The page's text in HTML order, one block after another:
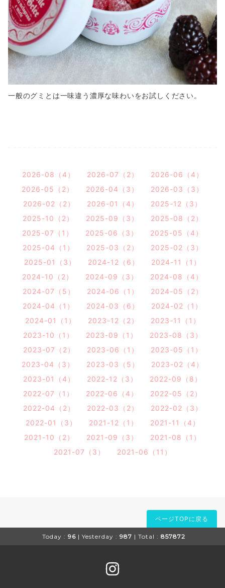
一般のグミとは一味違う濃厚な味わいをお試しください。
2026-08（4） 2026-07（2）
2026-06（4）
2026-05（2）
2026-04（3）
2026-03（3）
2026-02（2）
2026-01（4）
2025-12（3）
2025-10（2）
2025-09（3）
2025-08（2）
2025-07（1）
2025-06（3）
2025-05（4）
2025-04（1）
2025-03（2）
2025-02（3）
2025-01（3）
2024-12（6）
2024-11（1）
2024-10（2）
2024-09（3）
2024-08（4）
2024-07（5）
2024-06（1）
2024-05（2）
2024-04（1）
2024-03（6）
2024-02（1）
2024-01（1）
2023-12（2）
2023-11（1）
2023-10（1）
2023-09（1）
2023-08（3）
2023-07（2）
2023-06（1）
2023-05（1）
2023-04（3）
2023-03（5）
2023-02（4）
2023-01（4）
2022-12（3）
2022-09（8）
2022-07（1）
2022-06（4）
2022-05（2）
2022-04（2）
2022-03（2）
2022-02（3）
2022-01（3）
2021-12（1）
2021-11（4）
2021-10（2）
2021-09（3）
2021-08（1）
2021-07（3）
2021-06（11）
ページTOPに戻る
Today : 96 | Yesterday : 987 | Total : 857872